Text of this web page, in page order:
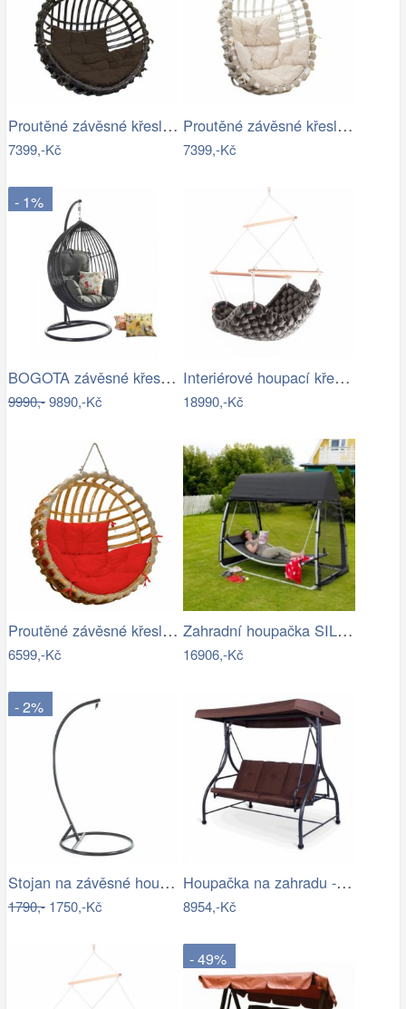
Proutěné závěsné křeslo Elis, hnědý rám…
7399,-Kč
Proutěné závěsné křeslo Lena, bílý rám…
7399,-Kč
- 1%
BOGOTA závěsné křeslo ROJAPLAST
9990,-9890,-Kč
Interiérové houpací křeslo Swingy In…
18990,-Kč
Proutěné závěsné křeslo Elis, přírodní…
6599,-Kč
Zahradní houpačka SILASS - GD
16906,-Kč
- 2%
Stojan na závěsné houpací křeslo OTAN…
1790,-1750,-Kč
Houpačka na zahradu - VGD
8954,-Kč
- 49%